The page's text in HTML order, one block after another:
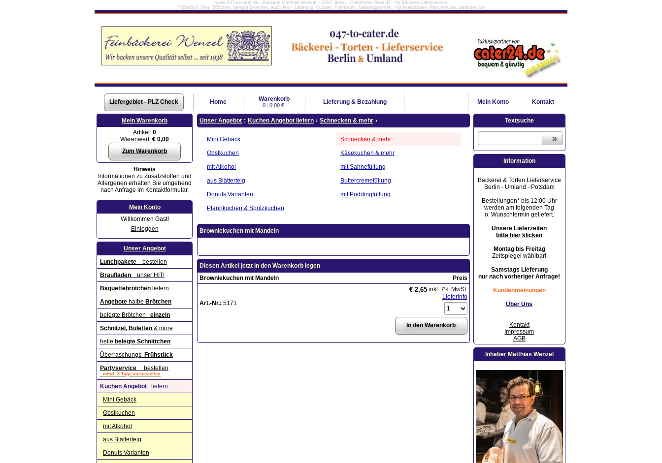
www.047-to-cater.de - Bäckerei Matthias Wenzel - 10247 Berlin - Frankfurter Allee 47 - Ihr Bäckerei Lieferservice
Frühstück, Brot, Brötchen, belegte Brötchen, auch Abo - Lieferung, Kuchen, Fototorten, Geburtagstorten, Hochzeitstorten, Partyservice, Lieferservice
Liefergebiet - PLZ Check Home Warenkorb
0 | 0,00 € Lieferung & Bezahlung Kontakt
Mein Konto
Mein Warenkorb
Artikel: 0
Warenwert: € 0,00
Zum Warenkorb
Hinweis
Informationen zu Zusatzstoffen und
Allergenen erhalten Sie umgehend
nach Anfrage im Kontaktformular.
Mein Konto
Willkommen Gast!
Einloggen
Unser Angebot
Lunchpakete bestellen
Braufladen
unser HIT!
Baguettebrötchen liefern
Angebote halbe Brötchen
belegte Brötchen einzeln
Schnitzel, Buletten & more
helle belegte Schnittchen
Überraschungs Frühstück
Partyservice bestellen
mind. 3 Tage vorbestellen
Kuchen Angebot liefern
Mini Gebäck
Obstkuchen
mit Alkohol
aus Blätterteig
Donuts Varianten
Unser Angebot : Kuchen Angebot liefern › Schnecken & mehr ›
Mini Gebäck
Obstkuchen
mit Alkohol
aus Blätterteig
Donuts Varianten
Pfannkuchen & Spritzkuchen
Schnecken & mehr
Käsekuchen & mehr
mit Sahnefüllung
Buttercremefüllung
mit Puddingfüllung
Browniekuchen mit Mandeln
Diesen Artikel jetzt in den Warenkorb legen
Browniekuchen mit Mandeln
Preis
Art.-Nr.: 5171
€ 2,65inkl. 7% MwSt.
Lieferinfo
Textsuche
Information
Bäckerei & Torten Lieferservice
Berlin - Umland - Potsdam
Bestellungen* bis 12:00 Uhr
werden am folgenden Tag
o. Wunschtermin geliefert.
Unsere Lieferzeiten
bitte hier klicken
Montag bis Freitag
Zeitspiegel wählbar!
Samstags Lieferung
nur nach vorheriger Anfrage!
Kundenmeinungen
Über Uns
Kontakt
Impressum
AGB
Inhaber Matthias Wenzel